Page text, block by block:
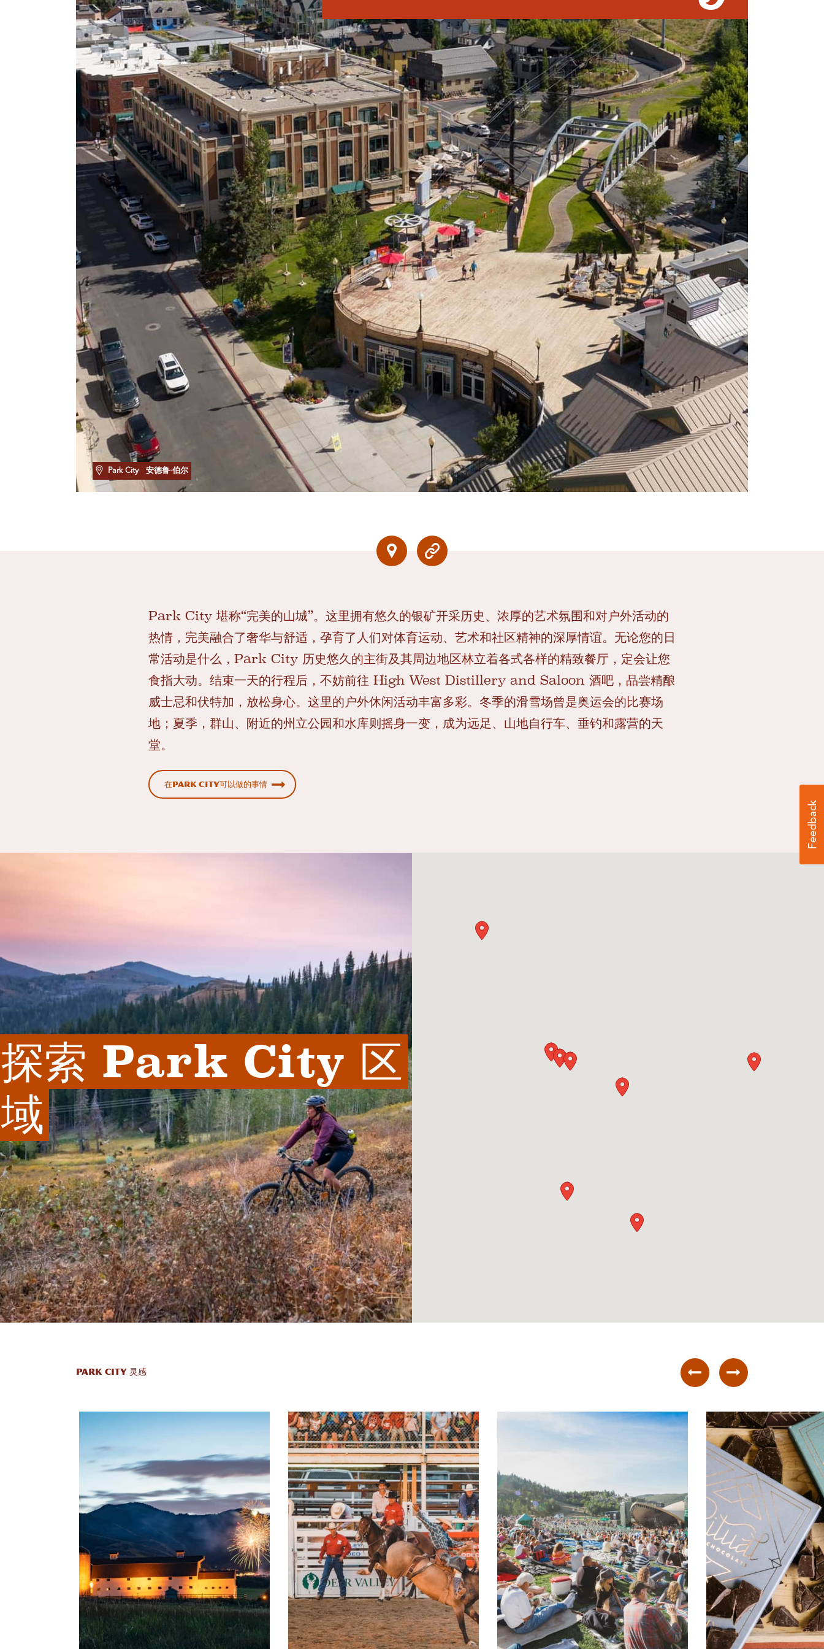
Park City 安德鲁·伯尔
Park City 堪称“完美的山城”。这里拥有悠久的银矿开采历史、浓厚的艺术氛围和对户外活动的
热情，完美融合了奢华与舒适，孕育了人们对体育运动、艺术和社区精神的深厚情谊。无论您的日
常活动是什么，Park City 历史悠久的主街及其周边地区林立着各式各样的精致餐厅，定会让您
食指大动。结束一天的行程后，不妨前往 High West Distillery and Saloon 酒吧，品尝精酿
威士忌和伏特加，放松身心。这里的户外休闲活动丰富多彩。冬季的滑雪场曾是奥运会的比赛场
地；夏季，群山、附近的州立公园和水库则摇身一变，成为远足、山地自行车、垂钓和露营的天
堂。
在Park City可以做的事情
探索 Park City 区
域
PARK CITY 灵感